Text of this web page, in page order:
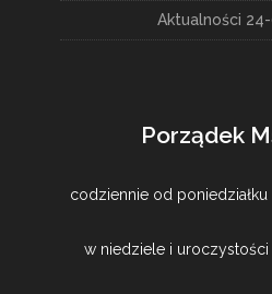
Aktualności
Porządek
codziennie od
w niedziele i